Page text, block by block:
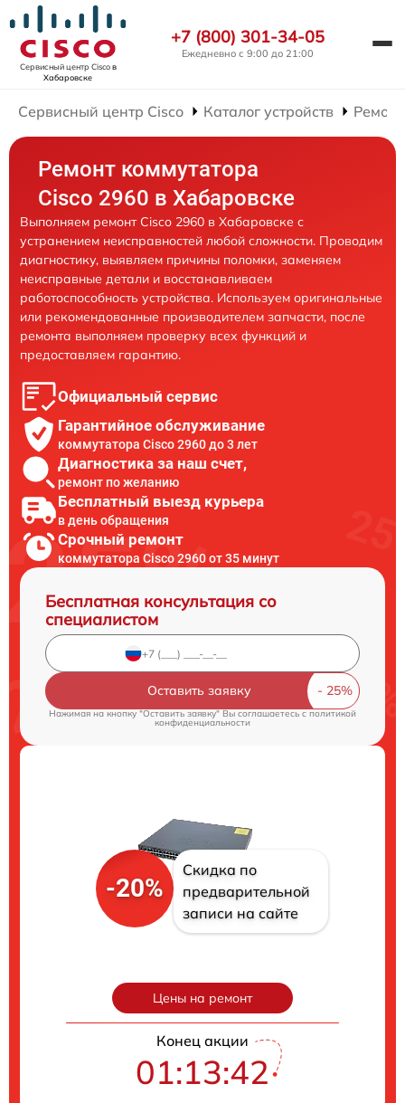
Сервисный центр Ciscoв
Хабаровске
+7 (800) 301-34-05
Ежедневно с 9:00 до 21:00
Сервисный центр Cisco Каталог устройств
Ремонт коммутатора
Cisco 2960 в Хабаровске
Выполняем ремонт Cisco 2960 в Хабаровске с
устранением неисправностей любой сложности. Проводим
диагностику, выявляем причины поломки, заменяем
неисправные детали и восстанавливаем
работоспособность устройства. Используем оригинальные
или рекомендованные производителем запчасти, после
ремонта выполняем проверку всех функций и
предоставляем гарантию.
Официальный сервис
Гарантийное обслуживание
коммутатора Cisco 2960 до 3 лет
Диагностика за наш счет,
ремонт по желанию
Бесплатный выезд курьера
в день обращения
Срочный ремонт
коммутатора Cisco 2960 от 35 минут
Бесплатная консультация со
специалистом
Оставить заявку
Нажимая на кнопку "Оставить заявку" Вы соглашаетесь cполитикой
конфиденциальности
-20%
Скидка по
предварительной
записи на сайте
Цены на ремонт
Конец акции
01:13:42